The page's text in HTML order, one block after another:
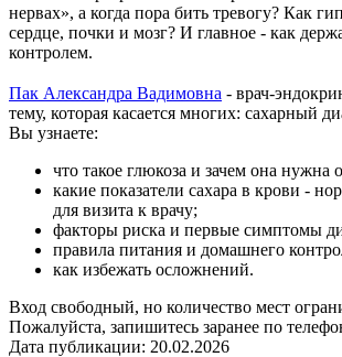
нервах», а когда пора бить тревогу? Как
сердце, почки и мозг? И главное - как
контролем.
Пак Александра Вадимовна - врач-
тему, которая касается многих: сахарный
Вы узнаете:
что такое глюкоза и зачем она нужна
какие показатели сахара в крови -
для визита к врачу;
факторы риска и первые симптомы
правила питания и домашнего
как избежать осложнений.
Вход свободный, но количество мест
Пожалуйста, запишитесь заранее по
Дата публикации: 20.02.2026